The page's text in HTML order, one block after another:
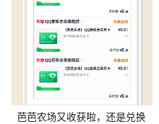
芭芭农场又收获啦，还是兑换